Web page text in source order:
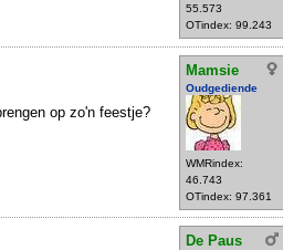
55.573
OTindex: 99.243
Mamsie
Oudgediende
WMRindex:
46.743
OTindex: 97.361
op zo'n feestje?
De Paus